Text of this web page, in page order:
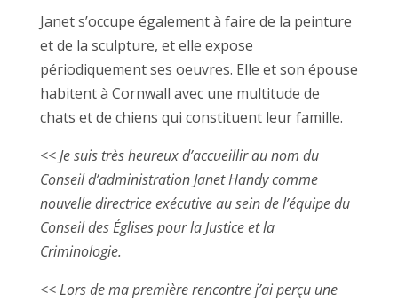
Janet s’occupe également à faire de la peinture
et de la sculpture, et elle expose
périodiquement ses oeuvres. Elle et son épouse
habitent à Cornwall avec une multitude de
chats et de chiens qui constituent leur famille.
<< Je suis très heureux d’accueillir au nom du
Conseil d’administration Janet Handy comme
nouvelle directrice exécutive au sein de l’équipe du
Conseil des Églises pour la Justice et la
Criminologie.
<<Lors de ma première rencontre j’ai perçu une